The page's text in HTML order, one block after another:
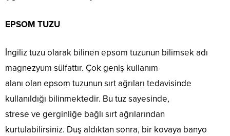
EPSOM TUZU
İngiliz tuzu olarak bilinen epsom tuzunun bilimsek adı
magnezyum sülfattır. Çok geniş kullanım
alanı olan epsom tuzunun sırt ağrıları tedavisinde
kullanıldığı bilinmektedir. Bu tuz sayesinde,
strese ve gerginliğe bağlı sırt ağrılarından
kurtulabilirsiniz. Duş aldıktan sonra, bir kovaya banyo